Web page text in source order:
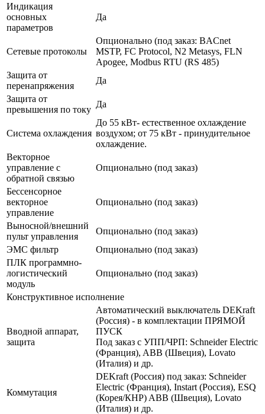
Индикация
основных
параметров
Да
Сетевые протоколы
Опционально (под заказ: BACnet
MSTP, FC Protocol, N2 Metasys, FLN
Apogee, Modbus RTU (RS 485)
Защита от
перенапряжения
Да
Защита от
превышения по току
Да
Система охлаждения
До 55 кВт- естественное охлаждение
воздухом; от 75 кВт - принудительное
охлаждение.
Векторное
управление с
обратной связью
Опционально (под заказ)
Бессенсорное
векторное
управление
Опционально (под заказ)
Выносной/внешний
пульт управления
Опционально (под заказ)
ЭМС фильтр
Опционально (под заказ)
ПЛК программно-
логистический
модуль
Опционально (под заказ)
Конструктивное исполнение
Вводной аппарат,
защита
Автоматический выключатель DEKraft
(Россия) - в комплектации ПРЯМОЙ
ПУСК
Под заказ с УПП/ЧРП: Schneider Electric
(Франция), ABB (Швеция), Lovato
(Италия) и др.
Коммутация
DEKraft (Россия) под заказ: Schneider
Electric (Франция), Instart (Россия), ESQ
(Корея/КНР) ABB (Швеция), Lovato
(Италия) и др.